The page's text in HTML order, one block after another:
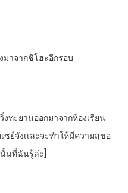
าจากชิโฮะอีกรอบ
งทะยานออกมาจากห้องเรียน
ย์จังเเละจะทําให้มีความสุขอ
นที่ฉันรู้ล่ะ]